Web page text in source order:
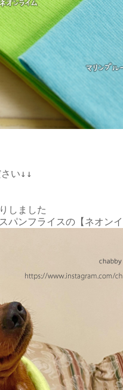
い↓↓
しました